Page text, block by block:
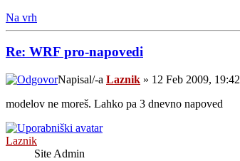
Na vrh
Re: WRF pro-napovedi
Napisal/-a Laznik » 12 Feb 2009, 19:42
modelov ne moreš. Lahko pa 3 dnevno napoved
Laznik
Site Admin